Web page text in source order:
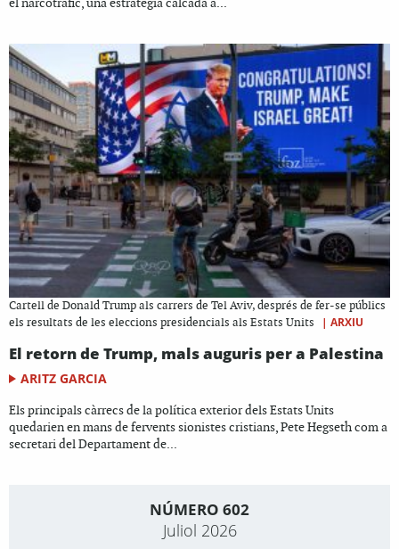
Cartell de Donald Trump als carrers de Tel Aviv, després de fer-se públics
els resultats de les eleccions presidencials als Estats Units
| ARXIU
El retorn de Trump, mals auguris per a Palestina
ARITZ GARCIA
Els principals càrrecs de la política exterior dels Estats Units
quedarien en mans de fervents sionistes cristians, Pete Hegseth com a
secretari del Departament de...
NÚMERO 602
Juliol 2026